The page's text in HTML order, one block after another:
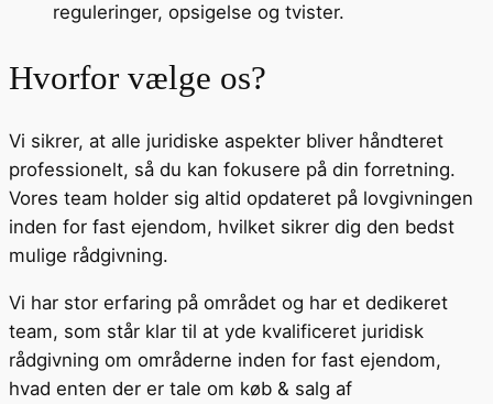
reguleringer, opsigelse og tvister.
Hvorfor vælge os?
Vi sikrer, at alle juridiske aspekter bliver håndteret
professionelt, så du kan fokusere på din forretning.
Vores team holder sig altid opdateret på lovgivningen
inden for fast ejendom, hvilket sikrer dig den bedst
mulige rådgivning.
Vi har stor erfaring på området og har et dedikeret
team, som står klar til at yde kvalificeret juridisk
rådgivning om områderne inden for fast ejendom,
hvad enten der er tale om køb & salg af